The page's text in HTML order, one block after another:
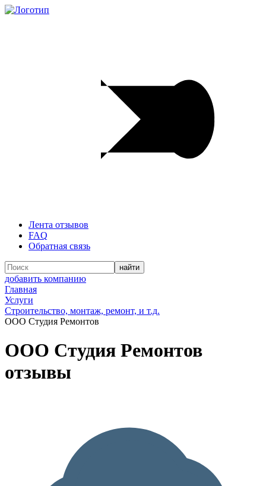
Лента отзывов
FAQ
Обратная связь
добавить компанию
Главная
Услуги
Строительство, монтаж, ремонт, и т.д.
ООО Студия Ремонтов
ООО Студия Ремонтов
отзывы